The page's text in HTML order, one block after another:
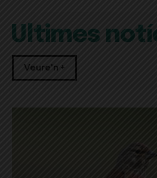
Últimes
Veure'n +